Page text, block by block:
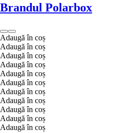
Brandul Polarbox
Adaugă în coș
Adaugă în coș
Adaugă în coș
Adaugă în coș
Adaugă în coș
Adaugă în coș
Adaugă în coș
Adaugă în coș
Adaugă în coș
Adaugă în coș
Adaugă în coș